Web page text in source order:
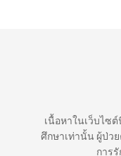
เนื้อหาในเว็บไซ
ศึกษาเท่านั้น ผู้ป่ว
การ